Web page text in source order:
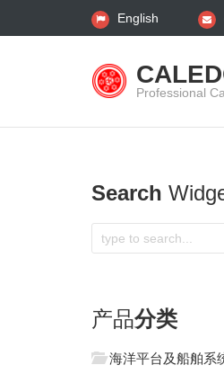
English
Professional
Search
产品分类
海洋平台及船舶系